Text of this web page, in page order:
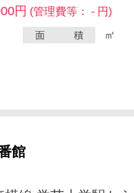
円 (管理費等： - 円)
面 積 ㎡
館